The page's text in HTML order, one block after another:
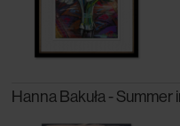
Hanna Bakuła - Summer